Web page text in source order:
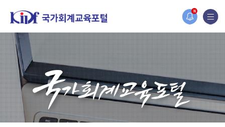
N
홈페이지가 새롭게 개편되었습니다.
한국조세재정연구원홈페이지가 새롭게 개설되었습니다.